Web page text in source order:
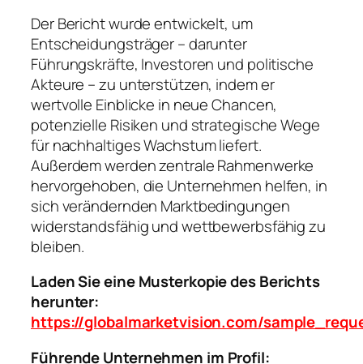
Der Bericht wurde entwickelt, um
Entscheidungsträger – darunter
Führungskräfte, Investoren und politische
Akteure – zu unterstützen, indem er
wertvolle Einblicke in neue Chancen,
potenzielle Risiken und strategische Wege
für nachhaltiges Wachstum liefert.
Außerdem werden zentrale Rahmenwerke
hervorgehoben, die Unternehmen helfen, in
sich verändernden Marktbedingungen
widerstandsfähig und wettbewerbsfähig zu
bleiben.
Laden Sie eine Musterkopie des Berichts
herunter:
https://globalmarketvision.com/
Führende Unternehmen im Profil: